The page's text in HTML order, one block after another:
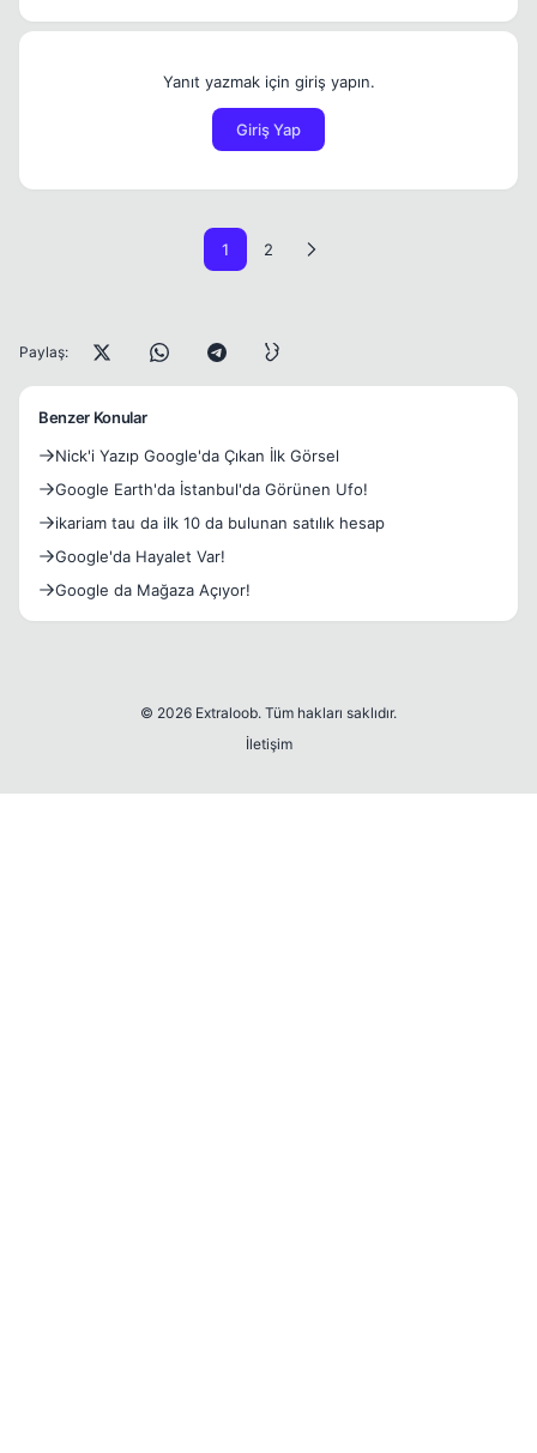
Yanıt yazmak için giriş yapın.
Giriş Yap
1 2
Paylaş:
Benzer Konular
Nick'i Yazıp Google'da Çıkan İlk Görsel
Google Earth'da İstanbul'da Görünen Ufo!
ikariam tau da ilk 10 da bulunan satılık hesap
Google'da Hayalet Var!
Google da Mağaza Açıyor!
© 2026 Extraloob. Tüm hakları saklıdır.
İletişim